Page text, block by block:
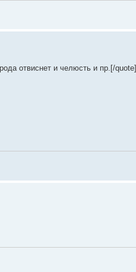
отвиснет и челюсть и пр.[/quote]